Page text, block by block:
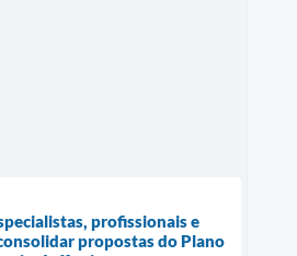
profissionais e
propostas do Plano